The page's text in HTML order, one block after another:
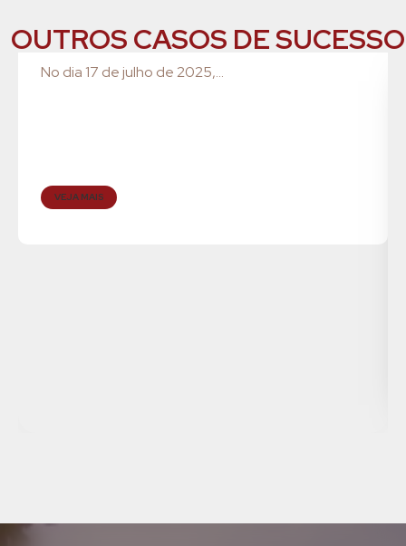
OUTROS CASOS DE SUCESSO
No dia 17 de julho de 2025,...
VEJA MAIS